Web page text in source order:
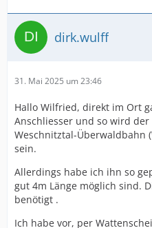
dirk.wulff
31. Mai 2025 um 23:46
Hallo Wilfried, direkt im Ort
Anschliesser und so wird
Weschnitztal-Überwaldbahn
sein.
Allerdings habe ich ihn so
gut 4m Länge möglich sind.
benötigt .
Ich habe vor, per